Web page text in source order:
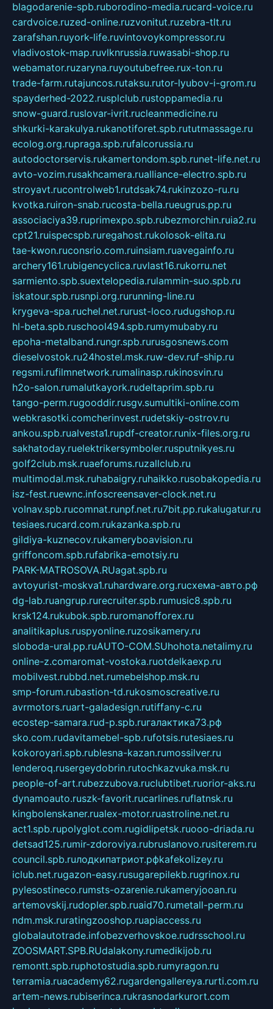
blagodarenie-spb.ruborodino-media.rucard-voice.ru
cardvoice.ruzed-online.ruzvonitut.ruzebra-tlt.ru
zarafshan.ruyork-life.ruvintovoykompressor.ru
vladivostok-map.ruvlknrussia.ruwasabi-shop.ru
webamator.ruzaryna.ruyoutubefree.rux-ton.ru
trade-farm.rutajuncos.rutaksu.rutor-lyubov-i-grom.ru
spayderhed-2022.rusplclub.rustoppamedia.ru
snow-guard.ruslovar-ivrit.rucleanmedicine.ru
shkurki-karakulya.rukanotiforet.spb.rututmassage.ru
ecolog.org.rupraga.spb.rufalcorussia.ru
autodoctorservis.rukamertondom.spb.runet-life.net.ru
avto-vozim.rusakhcamera.rualliance-electro.spb.ru
stroyavt.rucontrolweb1.rutdsak74.rukinzozo-ru.ru
kvotka.ruiron-snab.rucosta-bella.rueugrus.pp.ru
associaciya39.ruprimexpo.spb.rubezmorchin.ruia2.ru
cpt21.ruispecspb.ruregahost.rukolosok-elita.ru
tae-kwon.ruconsrio.com.ruinsiam.ruavegainfo.ru
archery161.rubigencyclica.ruvlast16.rukorru.net
sarmiento.spb.suextelopedia.rulammin-suo.spb.ru
iskatour.spb.rusnpi.org.rurunning-line.ru
krygeva-spa.ruchel.net.rurust-loco.rudugshop.ru
hl-beta.spb.ruschool494.spb.rumymubaby.ru
epoha-metalband.rungr.spb.rurusgosnews.com
dieselvostok.ru24hostel.msk.ruw-dev.ruf-ship.ru
regsmi.rufilmnetwork.rumalinasp.rukinosvin.ru
h2o-salon.rumalutkayork.rudeltaprim.spb.ru
tango-perm.rugooddir.rusgv.sumultiki-online.com
webkrasotki.comcherinvest.rudetskiy-ostrov.ru
ankou.spb.rualvesta1.rupdf-creator.runix-files.org.ru
sakhatoday.ruelektrikersymboler.rusputnikyes.ru
golf2club.msk.ruaeforums.ruzallclub.ru
multimodal.msk.ruhabaigry.ruhaikko.rusobakopedia.ru
isz-fest.ruewnc.infoscreensaver-clock.net.ru
volnav.spb.rucomnat.runpf.net.ru7bit.pp.rukalugatur.ru
tesiaes.rucard.com.rukazanka.spb.ru
gildiya-kuznecov.rukameryboavision.ru
griffoncom.spb.rufabrika-emotsiy.ru
PARK-MATROSOVA.RUagat.spb.ru
avtoyurist-moskva1.ruhardware.org.ruсхема-авто.рф
dg-lab.ruangrup.rurecruiter.spb.rumusic8.spb.ru
krsk124.rukubok.spb.ruromanofforex.ru
analitikaplus.ruspyonline.ruzosikamery.ru
sloboda-ural.pp.ruAUTO-COM.SUhohota.netalimy.ru
online-z.comaromat-vostoka.ruotdelkaexp.ru
mobilvest.rubbd.net.rumebelshop.msk.ru
smp-forum.rubastion-td.rukosmoscreative.ru
avrmotors.ruart-galadesign.rutiffany-c.ru
ecostep-samara.rud-p.spb.ruгалактика73.рф
sko.com.rudavitamebel-spb.rufotsis.rutesiaes.ru
kokoroyari.spb.rublesna-kazan.rumossilver.ru
lenderoq.rusergeydobrin.rutochkazvuka.msk.ru
people-of-art.rubezzubova.ruclubtibet.ruorior-aks.ru
dynamoauto.ruszk-favorit.rucarlines.ruflatnsk.ru
kingbolenskaner.rualex-motor.ruastroline.net.ru
act1.spb.rupolyglot.com.rugidlipetsk.ruooo-driada.ru
detsad125.rumir-zdoroviya.rubruslanovo.rusiterem.ru
council.spb.ruлодкипатриот.рфkafekolizey.ru
iclub.net.rugazon-easy.rusugarepilekb.rugrinox.ru
pylesostineco.rumsts-ozarenie.rukameryjooan.ru
artemovskij.rudopler.spb.ruaid70.rumetall-perm.ru
ndm.msk.ruratingzooshop.ruapiaccess.ru
globalautotrade.infobezverhovskoe.rudrsschool.ru
ZOOSMART.SPB.RUdalakony.rumedikijob.ru
remontt.spb.ruphotostudia.spb.rumyragon.ru
terramia.ruacademy62.rugardengallereya.rurti.com.ru
artem-news.rubiserinca.rukrasnodarkurort.com